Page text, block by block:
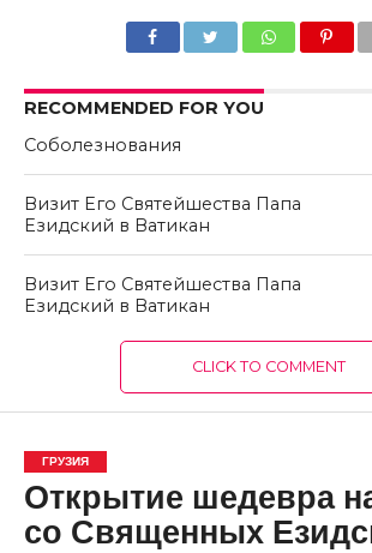
RECOMMENDED FOR YOU
Соболезнования
Визит Его Святейшества Папа
Езидский в Ватикан
Визит Его Святейшества Папа
Езидский в Ватикан
CLICK TO COMMENT
ГРУЗИЯ
Открытие шедевра
со Священных